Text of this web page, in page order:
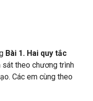
Bài 1. Hai quy tắc
theo chương trình
Các em cùng theo